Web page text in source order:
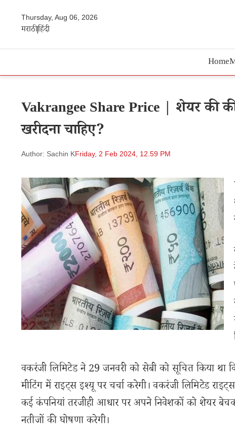
Thursday, Aug 06, 2026
मराठीहिंदी
Home
Vakrangee Share Price | शेयर की
खरीदना चाहिए?
Author: Sachin KFriday, 2 Feb 2024, 12.59 PM
वकरंजी लिमिटेड ने 29 जनवरी को सेबी को सूचित किया
मीटिंग में राइट्स इश्यू पर चर्चा करेगी। वकरंजी लिमिटेड
कई कंपनियां तरजीही आधार पर अपने निवेशकों को शेयर
नतीजों की घोषणा करेगी।